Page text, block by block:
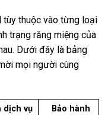
thuộc vào từng loại
trạng răng miệng của
Dưới đây là bảng
mọi người cùng
dịch vụ
Bảo hành